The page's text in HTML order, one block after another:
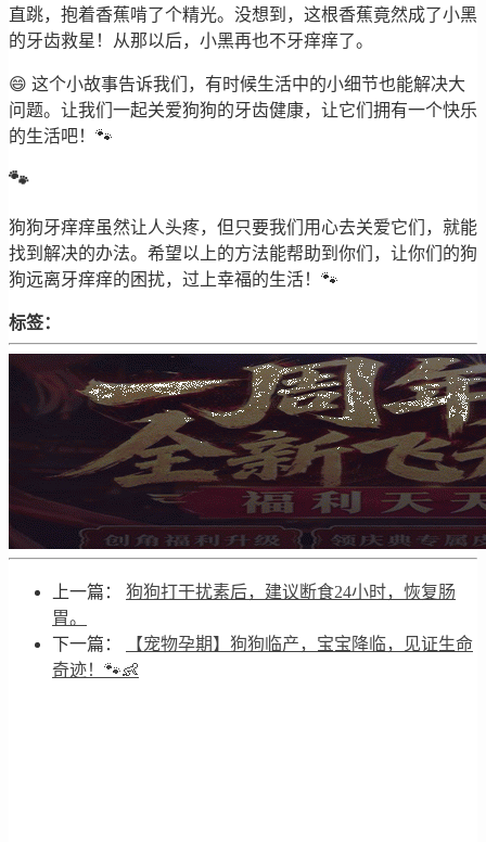
直跳，抱着香蕉啃了个精光。没想到，这根香蕉竟然成了小黑
的牙齿救星！从那以后，小黑再也不牙痒痒了。
😄 这个小故事告诉我们，有时候生活中的小细节也能解决大
问题。让我们一起关爱狗狗的牙齿健康，让它们拥有一个快乐
的生活吧！🐾
🐾
狗狗牙痒痒虽然让人头疼，但只要我们用心去关爱它们，就能
找到解决的办法。希望以上的方法能帮助到你们，让你们的狗
狗远离牙痒痒的困扰，过上幸福的生活！🐾
标签：
上一篇： 狗狗打干扰素后，建议断食24小时，恢复肠
胃。
下一篇：
【宠物孕期】狗狗临产，宝宝降临，见证生命
奇迹！🐾👶